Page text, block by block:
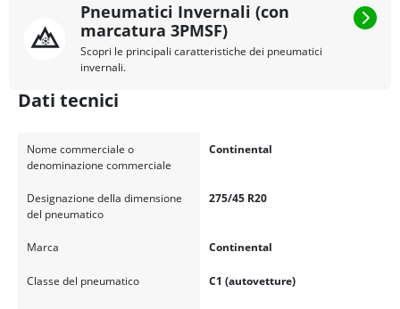
Pneumatici Invernali (con
marcatura 3PMSF)
Scopri le principali caratteristiche dei pneumatici
invernali.
Dati tecnici
Nome commerciale o
denominazione commerciale
Continental
Designazione della dimensione
del pneumatico
275/45 R20
Marca Continental
Classe del pneumatico C1 (autovetture)